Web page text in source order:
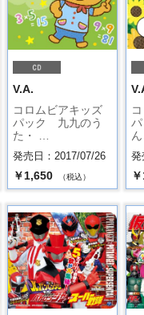
V.A.
コロムビアキッズ
パック 九九のう
た・ …
発売日：2017/07/26
￥1,650 （税込）
ん
発